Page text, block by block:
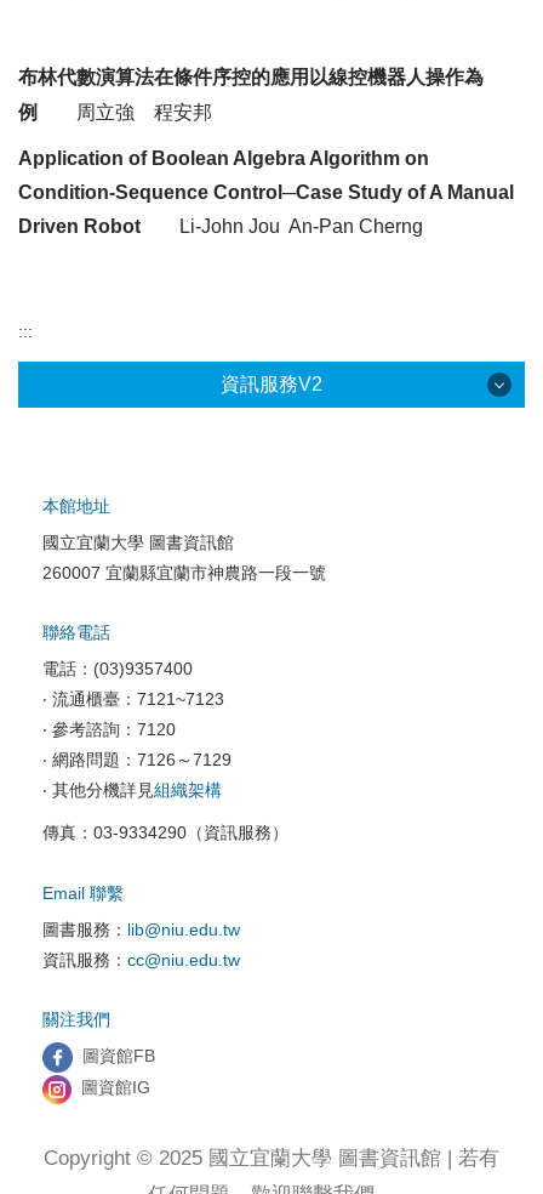
布林代數演算法在條件序控的應用以線控機器人操作為
例
周立強 程安邦
Application of Boolean Algebra Algorithm on
Condition-Sequence Control─Case Study of A Manual
Driven Robot
Li-John Jou An-Pan Cherng
:::
資訊服務V2
校園網路服務
校園資訊安全
電腦教室相關
資訊服務申請
本館地址
國立宜蘭大學 圖書資訊館
260007 宜蘭縣宜蘭市神農路一段一號
聯絡電話
電話：(03)9357400
‧ 流通櫃臺：7121~7123
‧ 參考諮詢：7120
‧ 網路問題：7126～7129
‧ 其他分機詳見組織架構
傳真：03-9334290（資訊服務）
Email 聯繫
圖書服務： lib@niu.edu.tw
資訊服務： cc@niu.edu.tw
關注我們
圖資館FB
圖資館IG
Copyright © 2025 國立宜蘭大學 圖書資訊館 | 若有